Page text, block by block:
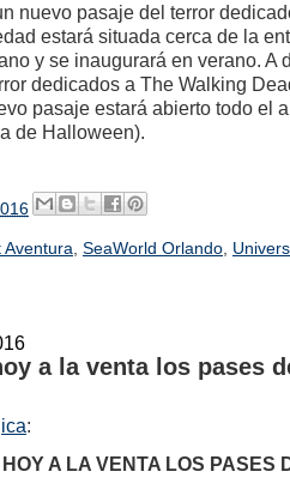
nuevo pasaje del terror
estará situada cerca de la
y se inaugurará en verano. A
dedicados a The Walking
pasaje estará abierto todo el
de Halloween).
Aventura SeaWorld Orlando,
a la venta los pases
:
A LA VENTA LOS PASES